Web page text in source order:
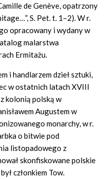
de Genève, opatrzony
S. Pet. t. 1–2). W r.
opracowany i wydany w
malarstwa
Ermitażu.
i handlarzem dzieł sztuki,
w ostatnich latach XVIII
kolonią polską w
Augustem w
monarchy, w r.
o bitwie pod
listopadowego z
skonfiskowane polskie
członkiem Tow.